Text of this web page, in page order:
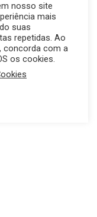
nosso site
mais
suas
repetidas. Ao
concorda com a
os cookies.